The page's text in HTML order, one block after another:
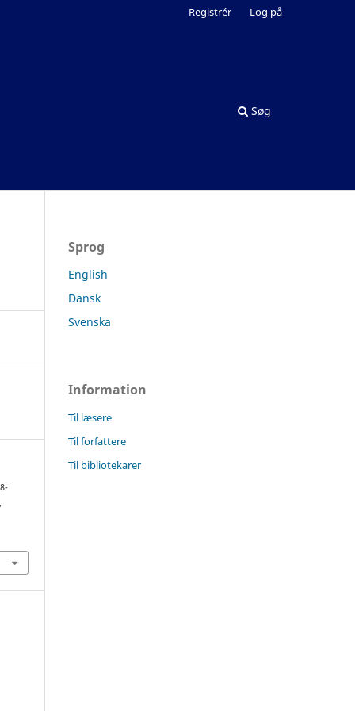
Søg
Registrér Log på
,
Sprog
English
Dansk
Svenska
Information
Til læsere
Til forfattere
Til bibliotekarer